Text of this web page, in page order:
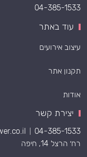
04-385-1533
עוד באתר
עיצוב אירועים
תקנון אתר
אודות
יצירת קשר
04-385-1533
רח׳ הרצל 14, חיפה